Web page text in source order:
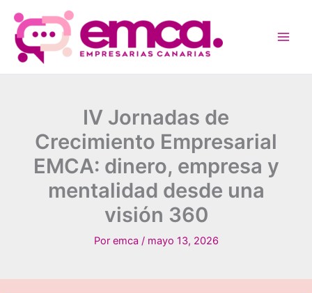
contenido
IV Jornadas de
Crecimiento Empresarial
EMCA: dinero, empresa y
mentalidad desde una
visión 360
Por emca / mayo 13, 2026